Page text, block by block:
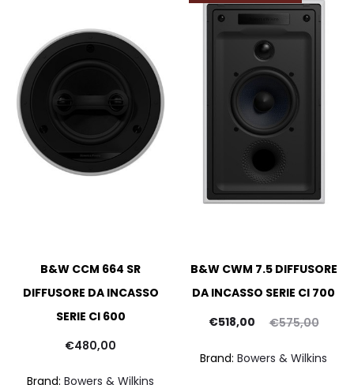
B&W CCM 664 SR
DIFFUSORE DA INCASSO
SERIE CI 600
€480,00
Brand: Bowers & Wilkins
B&W CWM 7.5 DIFFUSORE
DA INCASSO SERIE CI 700
€575,00
Il
€518,00
Brand: Bowers & Wilkins